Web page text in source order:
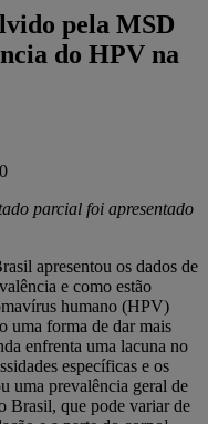
pela MSD
do HPV na
parcial foi apresentado
apresentou os dados de
e como estão
humano (HPV)
uma forma de dar mais
enfrenta uma lacuna no
específicas e os
uma prevalência geral de
Brasil, que pode variar de